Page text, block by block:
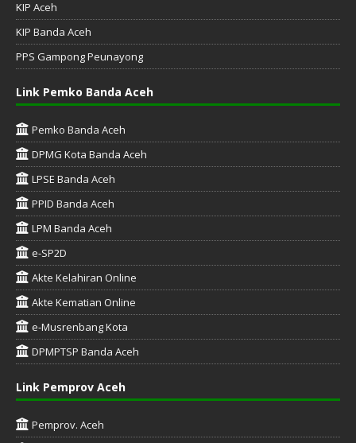
KIP Aceh
KIP Banda Aceh
PPS Gampong Peunayong
Link Pemko Banda Aceh
Pemko Banda Aceh
DPMG Kota Banda Aceh
LPSE Banda Aceh
PPID Banda Aceh
LPM Banda Aceh
e-SP2D
Akte Kelahiran Online
Akte Kematian Online
e-Musrenbang Kota
DPMPTSP Banda Aceh
Link Pemprov Aceh
Pemprov. Aceh